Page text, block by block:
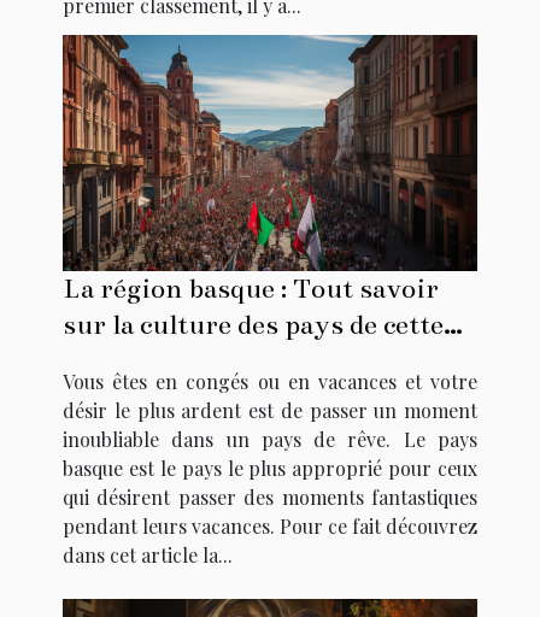
premier classement, il y a...
La région basque : Tout savoir
sur la culture des pays de cette
Vous êtes en congés ou en vacances et votre
désir le plus ardent est de passer un moment
inoubliable dans un pays de rêve. Le pays
basque est le pays le plus approprié pour ceux
qui désirent passer des moments fantastiques
pendant leurs vacances. Pour ce fait découvrez
dans cet article la...